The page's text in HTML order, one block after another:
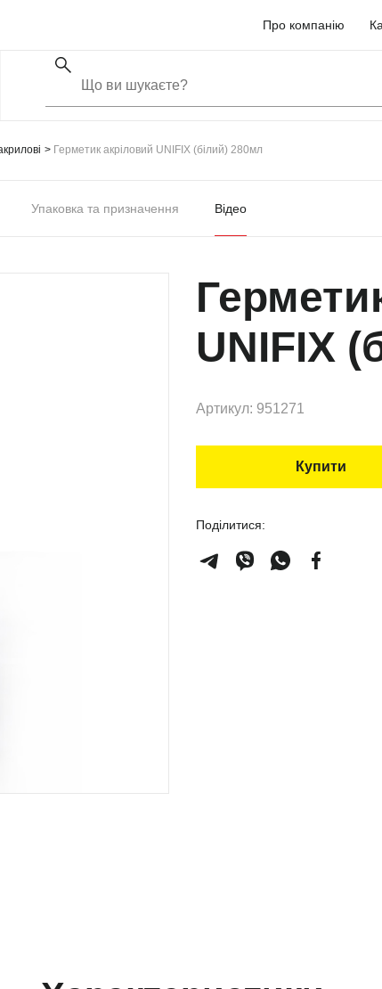
Про компанію
Герметик акріловий UNIFIX (білий) 280мл
Упаковка та призначення Відео
UNIFIX
Артикул: 951271
Купити
Поділитися: